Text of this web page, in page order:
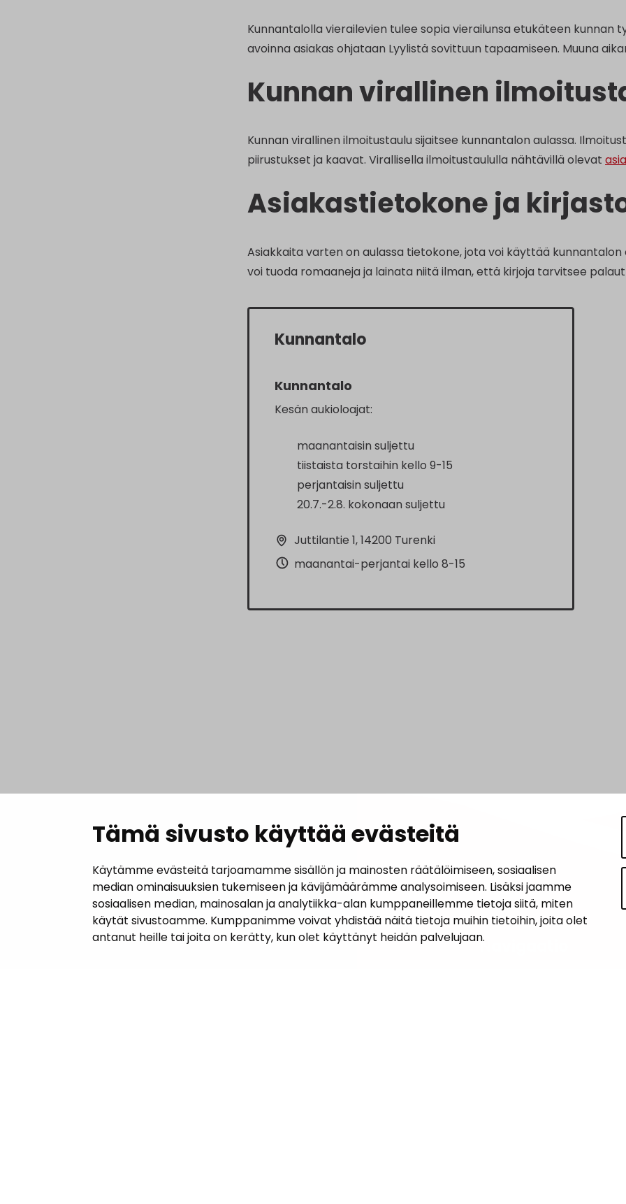
Tämä sivusto käyttää evästeitä
Käytämme evästeitä tarjoamamme sisällön ja mainosten räätälöimiseen, sosiaalisen
median ominaisuuksien tukemiseen ja kävijämäärämme analysoimiseen. Lisäksi jaamme
sosiaalisen median, mainosalan ja analytiikka-alan kumppaneillemme tietoja siitä, miten
käytät sivustoamme. Kumppanimme voivat yhdistää näitä tietoja muihin tietoihin, joita olet
antanut heille tai joita on kerätty, kun olet käyttänyt heidän palvelujaan.
Kunnantalolla vierailevien tulee sopia vierailunsa etukäteen kunnan
avoinna asiakas ohjataan Lyylistä sovittuun tapaamiseen. Muuna
Kunnan virallinen
Kunnan virallinen ilmoitustaulu sijaitsee kunnantalon aulassa.
piirustukset ja kaavat. Virallisella ilmoitustaululla nähtävillä olevat
Asiakastietokone ja
Asiakkaita varten on aulassa tietokone, jota voi käyttää
voi tuoda romaaneja ja lainata niitä ilman, että kirjoja tarvitsee
Kunnantalo
Kunnantalo
Kesän aukioloajat:
maanantaisin suljettu
tiistaista torstaihin kello 9-15
perjantaisin suljettu
20.7.-2.8. kokonaan suljettu
Juttilantie 1, 14200 Turenki
maanantai-perjantai kello 8-15
Yhteystiedot Navigaatio